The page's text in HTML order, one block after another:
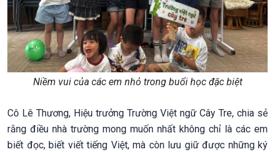
Niềm vui của các em nhỏ trong buổi học đặc biệt
Cô Lê Thương, Hiệu trưởng Trường Việt ngữ Cây Tre, chia sẻ
rằng điều nhà trường mong muốn nhất không chỉ là các em
biết đọc, biết viết tiếng Việt, mà còn lưu giữ được những ký